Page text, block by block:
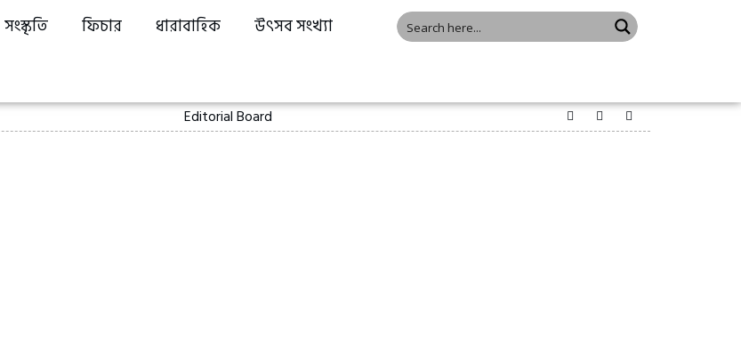
সংস্কৃতি ফিচার ধারাবাহিক উৎসব সংখ্যা
Editorial Board